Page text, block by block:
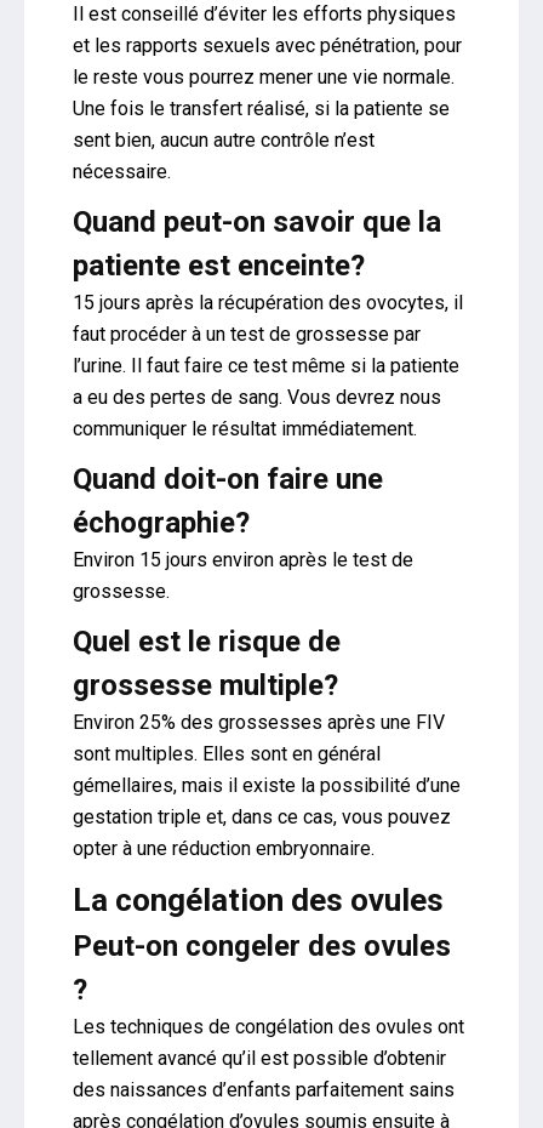
Il est conseillé d’éviter les efforts physiques
et les rapports sexuels avec pénétration, pour
le reste vous pourrez mener une vie normale.
Une fois le transfert réalisé, si la patiente se
sent bien, aucun autre contrôle n’est
nécessaire.
Quand peut-on savoir que la
patiente est enceinte?
15 jours après la récupération des ovocytes, il
faut procéder à un test de grossesse par
l’urine. Il faut faire ce test même si la patiente
a eu des pertes de sang. Vous devrez nous
communiquer le résultat immédiatement.
Quand doit-on faire une
échographie?
Environ 15 jours environ après le test de
grossesse.
Quel est le risque de
grossesse multiple?
Environ 25% des grossesses après une FIV
sont multiples. Elles sont en général
gémellaires, mais il existe la possibilité d’une
gestation triple et, dans ce cas, vous pouvez
opter à une réduction embryonnaire.
La congélation des ovules
Peut-on congeler des ovules
?
Les techniques de congélation des ovules ont
tellement avancé qu’il est possible d’obtenir
des naissances d’enfants parfaitement sains
après congélation d’ovules soumis ensuite à